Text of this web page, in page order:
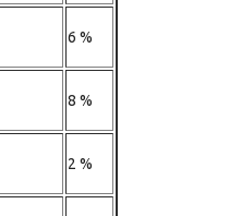
6 %
8 %
2 %